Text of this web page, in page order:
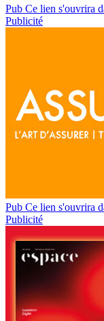
Pub Ce lien s'ouvrira
Publicité
Pub Ce lien s'ouvrira
Publicité